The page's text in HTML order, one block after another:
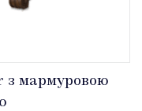
з мармуровою